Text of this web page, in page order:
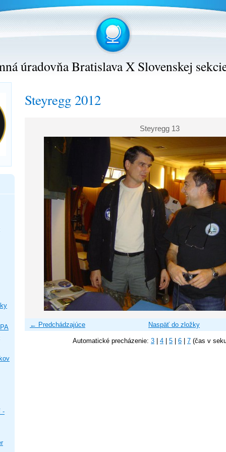
úradovňa Bratislava X Slovenskej
Steyregg 2012
Steyregg 13
← Predchádzajúce Naspäť do zložky
Automatické precházenie: 3 4 5 6 7 (čas v
-